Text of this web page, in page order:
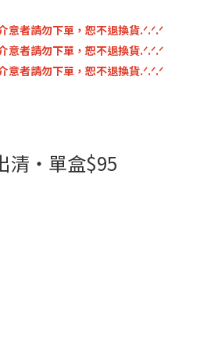
意者請勿下單，恕不退換貨.ᐟ.ᐟ.ᐟ
意者請勿下單，恕不退換貨.ᐟ.ᐟ.ᐟ
意者請勿下單，恕不退換貨.ᐟ.ᐟ.ᐟ
清・單盒$95